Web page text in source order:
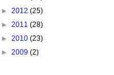
► 2012 (25)
► 2011 (28)
► 2010 (23)
► 2009 (2)